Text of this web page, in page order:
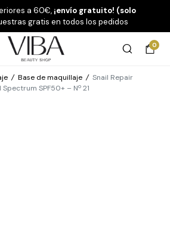
a 60€, ¡envío gratuito! (solo
gratis en todos los pedidos
0
/ Base de maquillaje / Snail Repair
SPF50+ – Nº 21